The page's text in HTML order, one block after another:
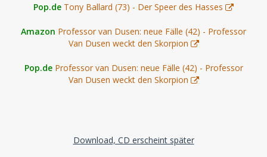
Pop.de Tony Ballard (73) - Der Speer des Hasses
Amazon Professor van Dusen: neue Fälle (42) - Professor
Van Dusen weckt den Skorpion
Pop.de Professor van Dusen: neue Fälle (42) - Professor
Van Dusen weckt den Skorpion
Download, CD erscheint später